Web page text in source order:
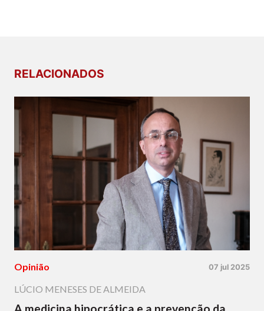
RELACIONADOS
Opinião 07 jul 2025
LÚCIO MENESES DE ALMEIDA